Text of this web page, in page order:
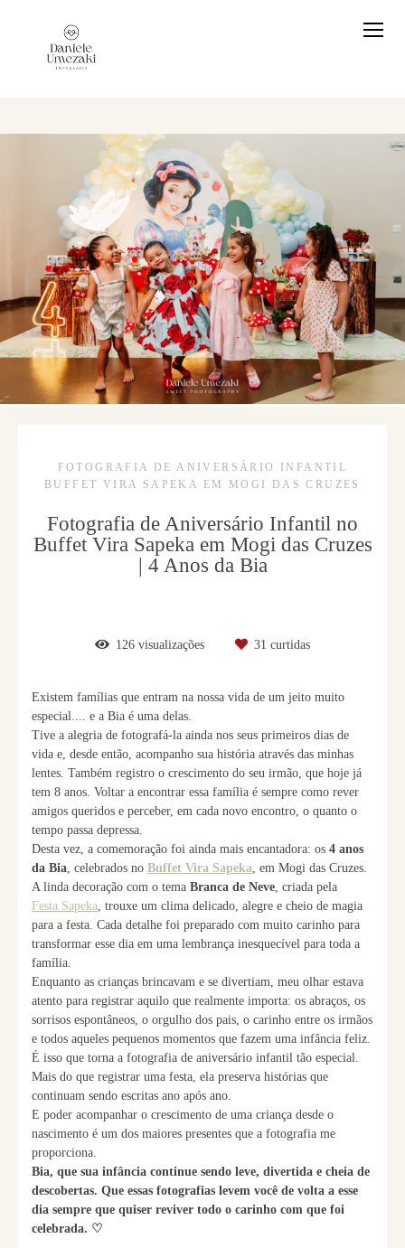
FOTOGRAFIA DE ANIVERSÁRIO INFANTIL
BUFFET VIRA SAPEKA EM MOGI DAS CRUZES
Fotografia de Aniversário Infantil no
Buffet Vira Sapeka em Mogi das Cruzes
| 4 Anos da Bia
126 visualizações 31 curtidas
Existem famílias que entram na nossa vida de um jeito muito
especial.... e a Bia é uma delas.
Tive a alegria de fotografá-la ainda nos seus primeiros dias de
vida e, desde então, acompanho sua história através das minhas
lentes. Também registro o crescimento do seu irmão, que hoje já
tem 8 anos. Voltar a encontrar essa família é sempre como rever
amigos queridos e perceber, em cada novo encontro, o quanto o
tempo passa depressa.
Desta vez, a comemoração foi ainda mais encantadora: os 4 anos
da Bia , celebrados no Buffet Vira Sapeka , em Mogi das Cruzes.
A linda decoração com o tema Branca de Neve , criada pela
Festa Sapeka , trouxe um clima delicado, alegre e cheio de magia
para a festa. Cada detalhe foi preparado com muito carinho para
transformar esse dia em uma lembrança inesquecível para toda a
família.
Enquanto as crianças brincavam e se divertiam, meu olhar estava
atento para registrar aquilo que realmente importa: os abraços, os
sorrisos espontâneos, o orgulho dos pais, o carinho entre os irmãos
e todos aqueles pequenos momentos que fazem uma infância feliz.
É isso que torna a fotografia de aniversário infantil tão especial.
Mais do que registrar uma festa, ela preserva histórias que
continuam sendo escritas ano após ano.
E poder acompanhar o crescimento de uma criança desde o
nascimento é um dos maiores presentes que a fotografia me
proporciona.
Bia, que sua infância continue sendo leve, divertida e cheia de
descobertas. Que essas fotografias levem você de volta a esse
dia sempre que quiser reviver todo o carinho com que foi
celebrada. ♡